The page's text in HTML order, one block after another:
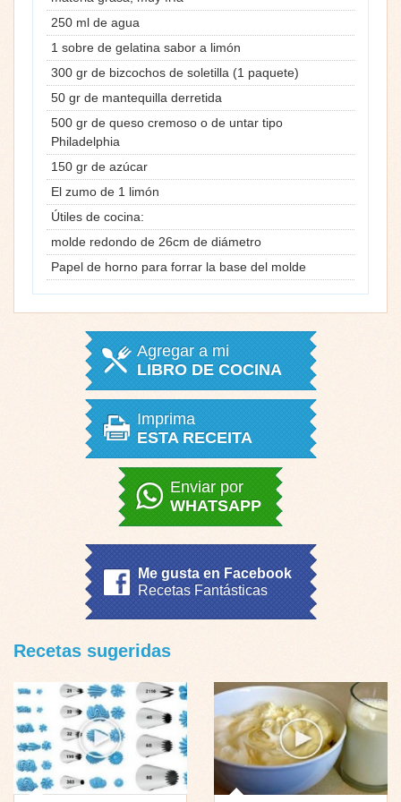
250 ml de agua
1 sobre de gelatina sabor a limón
300 gr de bizcochos de soletilla (1 paquete)
50 gr de mantequilla derretida
500 gr de queso cremoso o de untar tipo
Philadelphia
150 gr de azúcar
El zumo de 1 limón
Útiles de cocina:
molde redondo de 26cm de diámetro
Papel de horno para forrar la base del molde
Agregar a mi
LIBRO DE COCINA
Imprima
ESTA RECEITA
Enviar por
WHATSAPP
Me gusta en Facebook
Recetas Fantásticas
Recetas sugeridas